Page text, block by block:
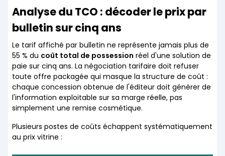
Analyse du TCO : décoder le prix par
bulletin sur cinq ans
Le tarif affiché par bulletin ne représente jamais plus de
55 % du coût total de possession réel d'une solution de
paie sur cinq ans. La négociation tarifaire doit refuser
toute offre packagée qui masque la structure de coût :
chaque concession obtenue de l'éditeur doit générer de
l'information exploitable sur sa marge réelle, pas
simplement une remise cosmétique.
Plusieurs postes de coûts échappent systématiquement
au prix vitrine :